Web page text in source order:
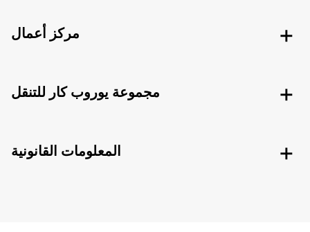
مركز أعمال
مجموعة يوروب كار للتنقل
المعلومات القانونية